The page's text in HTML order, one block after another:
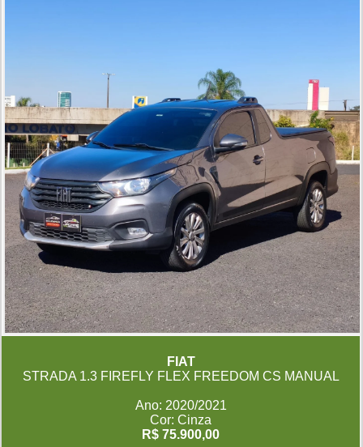
FIAT
STRADA 1.3 FIREFLY FLEX FREEDOM CS MANUAL
Ano: 2020/2021
Cor: Cinza
R$ 75.900,00